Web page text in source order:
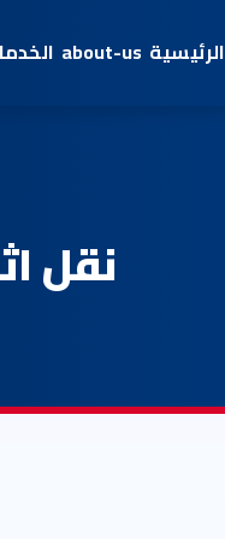
الرئيسية about-us
نقل